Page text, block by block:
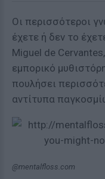
Οι περισσότεροι
έχετε ή δεν το
Miguel de
εμπορικό
πουλήσει
αντίτυπα
@mentalfloss.com